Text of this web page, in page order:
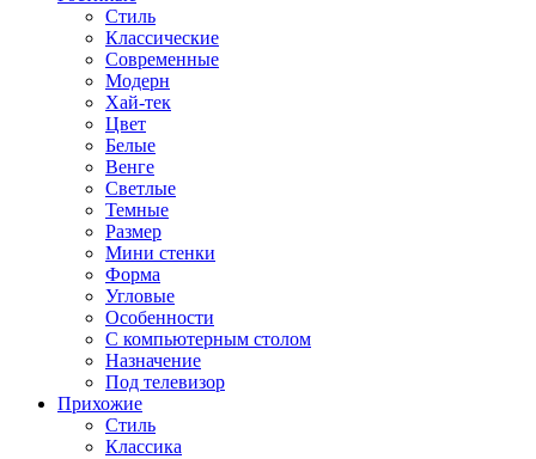
Стиль
Классические
Современные
Модерн
Хай-тек
Цвет
Белые
Венге
Светлые
Темные
Размер
Мини стенки
Форма
Угловые
Особенности
С компьютерным столом
Назначение
Под телевизор
Прихожие
Стиль
Классика